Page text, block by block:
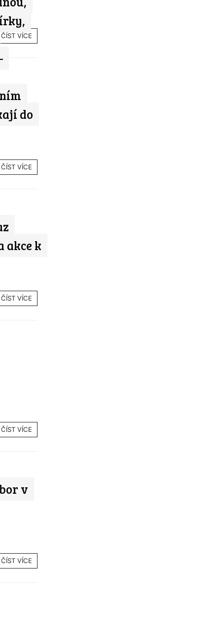
ČÍST VÍCE
do
ČÍST VÍCE
akce k
ČÍST VÍCE
ČÍST VÍCE
v
ČÍST VÍCE